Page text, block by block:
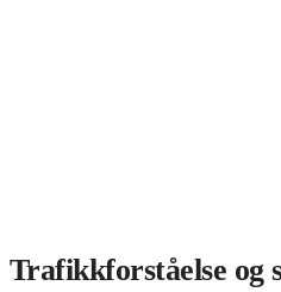
Trafikkforståelse og